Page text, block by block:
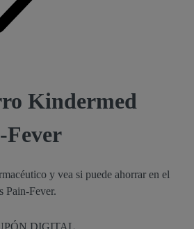
Kindermed
Fever
y vea si puede ahorrar en el
Pain-Fever.
Rx
DIGITAL